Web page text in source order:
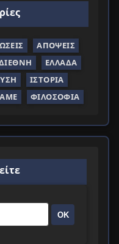
ΑΠΌΨΕΙΣ
ΕΛΛΆΔΑ
ΙΣΤΟΡΊΑ
ΦΙΛΟΣΟΦΊΑ
ΟΚ